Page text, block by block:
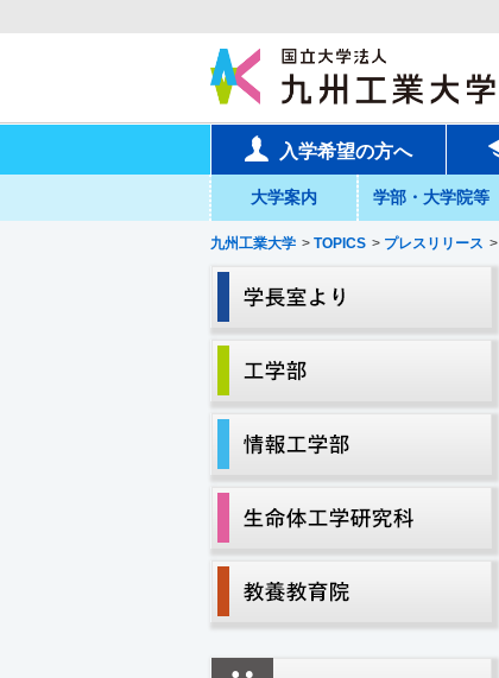
入学希望の方へ
大学案内 学部・大学院等
九州工業大学 > TOPICS > プレスリリース >